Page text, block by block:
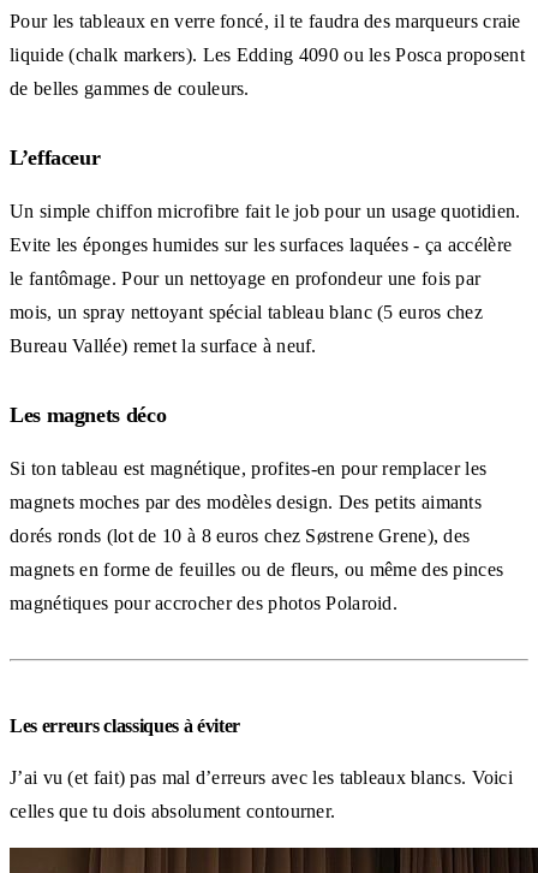
Pour les tableaux en verre foncé, il te faudra des marqueurs craie
liquide (chalk markers). Les Edding 4090 ou les Posca proposent
de belles gammes de couleurs.
L’effaceur
Un simple chiffon microfibre fait le job pour un usage quotidien.
Evite les éponges humides sur les surfaces laquées - ça accélère
le fantômage. Pour un nettoyage en profondeur une fois par
mois, un spray nettoyant spécial tableau blanc (5 euros chez
Bureau Vallée) remet la surface à neuf.
Les magnets déco
Si ton tableau est magnétique, profites-en pour remplacer les
magnets moches par des modèles design. Des petits aimants
dorés ronds (lot de 10 à 8 euros chez Søstrene Grene), des
magnets en forme de feuilles ou de fleurs, ou même des pinces
magnétiques pour accrocher des photos Polaroid.
Les erreurs classiques à éviter
J’ai vu (et fait) pas mal d’erreurs avec les tableaux blancs. Voici
celles que tu dois absolument contourner.